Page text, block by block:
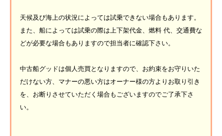
天候及び海上の状況によっては試乗できない場合もあります。
また、船によっては試乗の際は上下架代金、燃料 代、交通費な
どが必要な場合もありますので担当者に確認下さい。
中古船グッドは個人売買となりますので、お約束をお守りいた
だけない方、マナーの悪い方はオーナー様の方よりお取り引き
を、お断りさせていただく場合もございますのでご了承下さ
い。